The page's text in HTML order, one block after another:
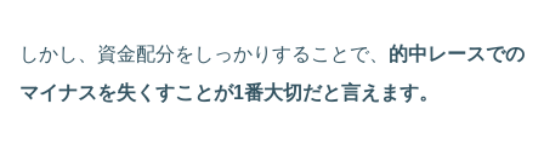
しかし、資金配分をしっかりすることで、 的中レースでの
マイナスを失くすことが1番大切だと言えます。